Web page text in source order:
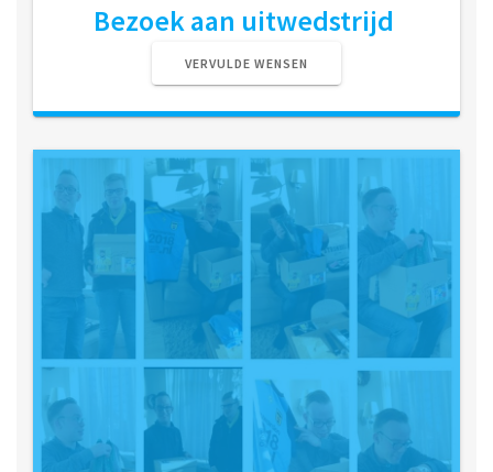
Bezoek aan uitwedstrijd
VERVULDE WENSEN